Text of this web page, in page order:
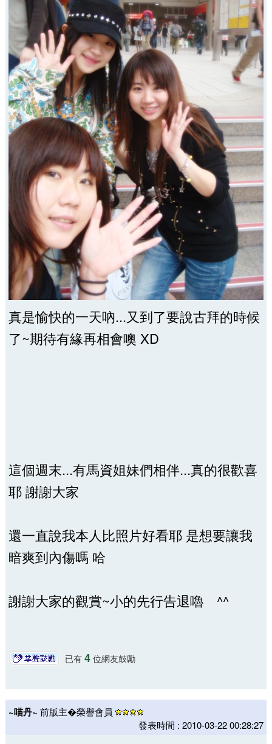
真是愉快的一天吶...又到了要說古拜的時候
了~期待有緣再相會噢 XD
這個週末...有馬資姐妹們相伴...真的很歡喜
耶 謝謝大家
還一直說我本人比照片好看耶 是想要讓我
暗爽到內傷嗎 哈
謝謝大家的觀賞~小的先行告退嚕 ^^
已有 4位網友鼓勵
~喵丹~ 前版主�榮譽會員
發表時間 : 2010-03-22 00:28:27